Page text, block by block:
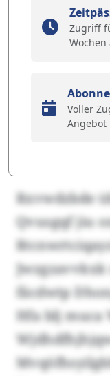
Zugriff
Wochen
Voller
Angebot
Rxvwdzbde
Qvusgqf jiu
fäcdwtp
Hfa blj muca